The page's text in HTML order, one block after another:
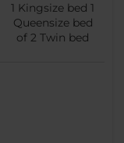
1 Kingsize bed1
Queensize bed
of2 Twin bed